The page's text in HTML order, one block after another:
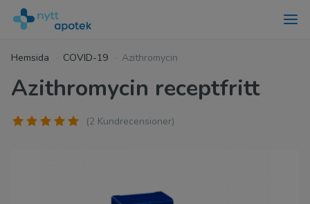
Hemsida COVID-19 Azithromycin
Azithromycin receptfritt
(2 Kundrecensioner)